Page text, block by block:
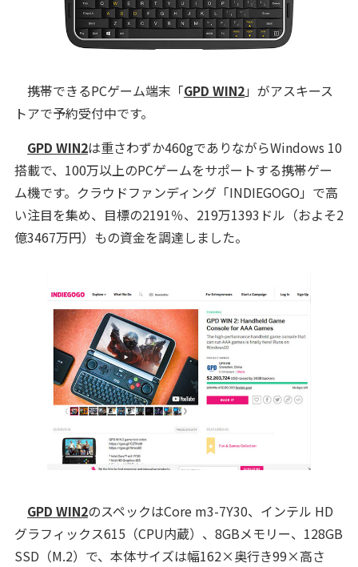
携帯できるPCゲーム端末「GPD WIN2」がアスキース
トアで予約受付中です。
GPD WIN2は重さわずか460gでありながらWindows 10
搭載で、100万以上のPCゲームをサポートする携帯ゲー
ム機です。クラウドファンディング「INDIEGOGO」で高
い注目を集め、目標の2191％、219万1393ドル（およそ2
億3467万円）もの資金を調達しました。
GPD WIN2のスペックはCore m3-7Y30、インテル HD
グラフィックス615（CPU内蔵）、8GBメモリー、128GB
SSD（M.2）で、本体サイズは幅162×奥行き99×高さ